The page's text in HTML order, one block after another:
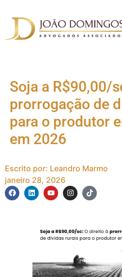
Soja a R$90,00/
prorrogação de
para o produtor
em 2026
Escrito por: Leandro Marmo
janeiro 28, 2026